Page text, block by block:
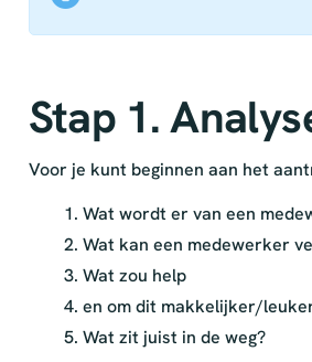
Stap 1.
Voor je kunt beginnen aan het
Wat wordt er van een
Wat kan een medewerker
Wat zou help
en om dit makkelijker/
Wat zit juist in de weg?